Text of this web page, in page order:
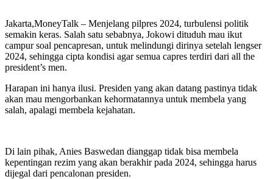
Jakarta,MoneyTalk – Menjelang pilpres 2024, turbulensi politik
semakin keras. Salah satu sebabnya, Jokowi dituduh mau ikut
campur soal pencapresan, untuk melindungi dirinya setelah lengser
2024, sehingga cipta kondisi agar semua capres terdiri dari all the
president’s men.
Harapan ini hanya ilusi. Presiden yang akan datang pastinya tidak
akan mau mengorbankan kehormatannya untuk membela yang
salah, apalagi membela kejahatan.
Di lain pihak, Anies Baswedan dianggap tidak bisa membela
kepentingan rezim yang akan berakhir pada 2024, sehingga harus
dijegal dari pencalonan presiden.